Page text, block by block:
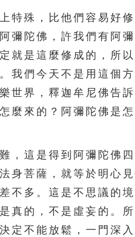
殊，比他們容易好修
彌陀佛，許我們有阿
就是這麼修成的，所
我們今天不是用這個
世界，釋迦牟尼佛告
麼來的？阿彌陀佛是
這是得到阿彌陀佛四
身菩薩，就等於明心
不多。這是不思議的
真的，不是虛妄的。
定不能放鬆，一門深